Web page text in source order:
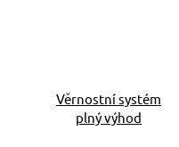
Věrnostní systém
plný výhod